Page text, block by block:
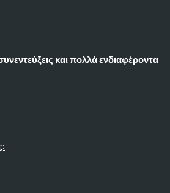
και πολλά ενδιαφέροντα